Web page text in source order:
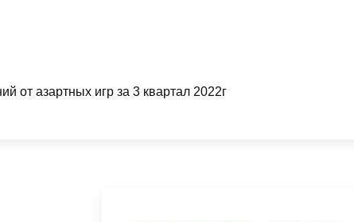
от азартных игр за 3 квартал 2022г